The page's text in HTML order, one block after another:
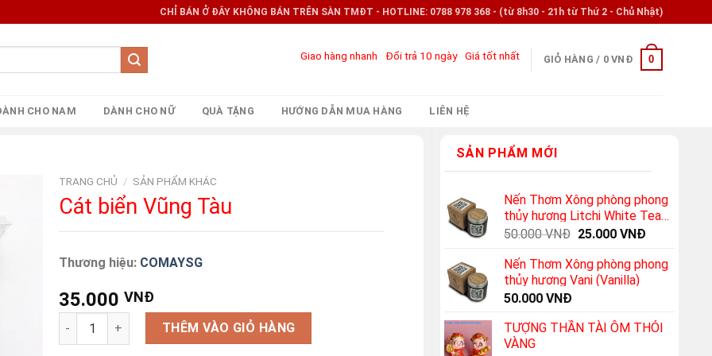
CHỈ BÁN Ở ĐÂY KHÔNG BÁN TRÊN SÀN TMĐT - HOTLINE: 0788 978 368 - (từ 8h30 - 21h từ Thứ 2 - Chủ Nhật)
Giao hàng nhanh Đổi trả 10 ngày Giá tốt nhất GIỎ HÀNG / 0VNĐ 0
CHO NAM DÀNH CHO NỮ QUÀ TẶNG HƯỚNG DẪN MUA HÀNG LIÊN HỆ
SẢN PHẨM MỚI
Nến Thơm Xông phòng phong
thủy hương Litchi White Tea
(Vải thiều + trà trắng)
50.000VNĐ Original
was:
50.000 VNĐ.
25.000 VNĐCurrent
is:
Nến Thơm Xông phòng phong
thủy hương Vani (Vanilla)
50.000 VNĐ
TƯỢNG THẦN TÀI ÔM THỎI
VÀNG
TRANG CHỦ / SẢN PHẨM KHÁC
Cát biển Vũng Tàu
Thương hiệu: COMAYSG
35.000 VNĐ
Cát biển Vũng Tàu số lượngTHÊM VÀO GIỎ HÀNG